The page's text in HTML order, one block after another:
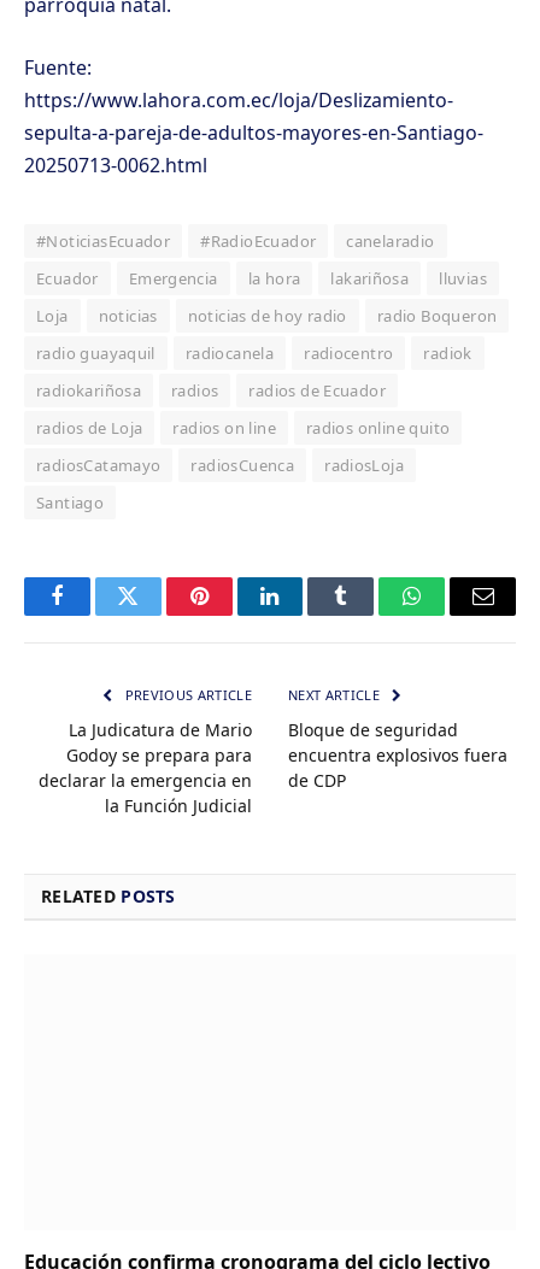
Fuente:
https://www.lahora.com.ec/loja/Deslizamiento-
sepulta-a-pareja-de-adultos-mayores-en-Santiago-
20250713-0062.html
#NoticiasEcuador #RadioEcuador
canelaradio
Ecuador
Emergencia la hora lakariñosa
lluvias
Loja
noticias noticias de hoy radio
radio Boqueron
radio guayaquil
radiocanela radiocentro
radiok
radiokariñosa
radios
radios de Ecuador
radios de Loja
radios on line
radios online quito
radiosCatamayo
radiosCuenca
radiosLoja
Santiago
FacebookTwitter PinterestLinkedInTumblr WhatsAppEmail
PREVIOUS ARTICLE
La Judicatura de Mario
Godoy se prepara para
declarar la emergencia en
la Función Judicial
NEXT ARTICLE
Bloque de seguridad
encuentra explosivos fuera
de CDP
RELATED POSTS
Educación confirma cronograma del ciclo lectivo